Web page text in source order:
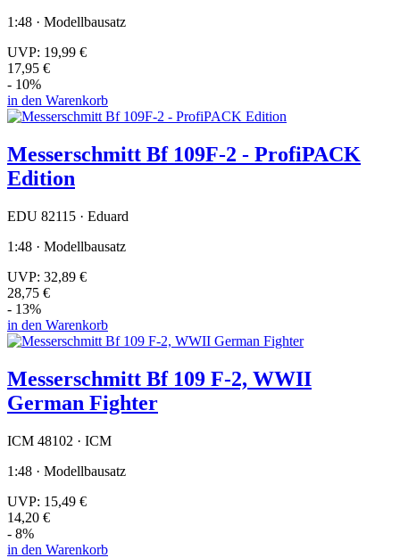
1:48 · Modellbausatz
UVP: 19,99 €
17,95 €
- 10%
in den Warenkorb
Messerschmitt Bf 109F-2 - ProfiPACK
Edition
EDU 82115 · Eduard
1:48 · Modellbausatz
UVP: 32,89 €
28,75 €
- 13%
in den Warenkorb
Messerschmitt Bf 109 F-2, WWII
German Fighter
ICM 48102 · ICM
1:48 · Modellbausatz
UVP: 15,49 €
14,20 €
- 8%
in den Warenkorb